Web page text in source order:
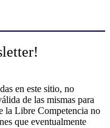
en este sitio, no
de las mismas para
la Libre Competencia no
que eventualmente